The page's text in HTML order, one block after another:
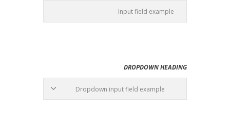
DROPDOWN HEADING